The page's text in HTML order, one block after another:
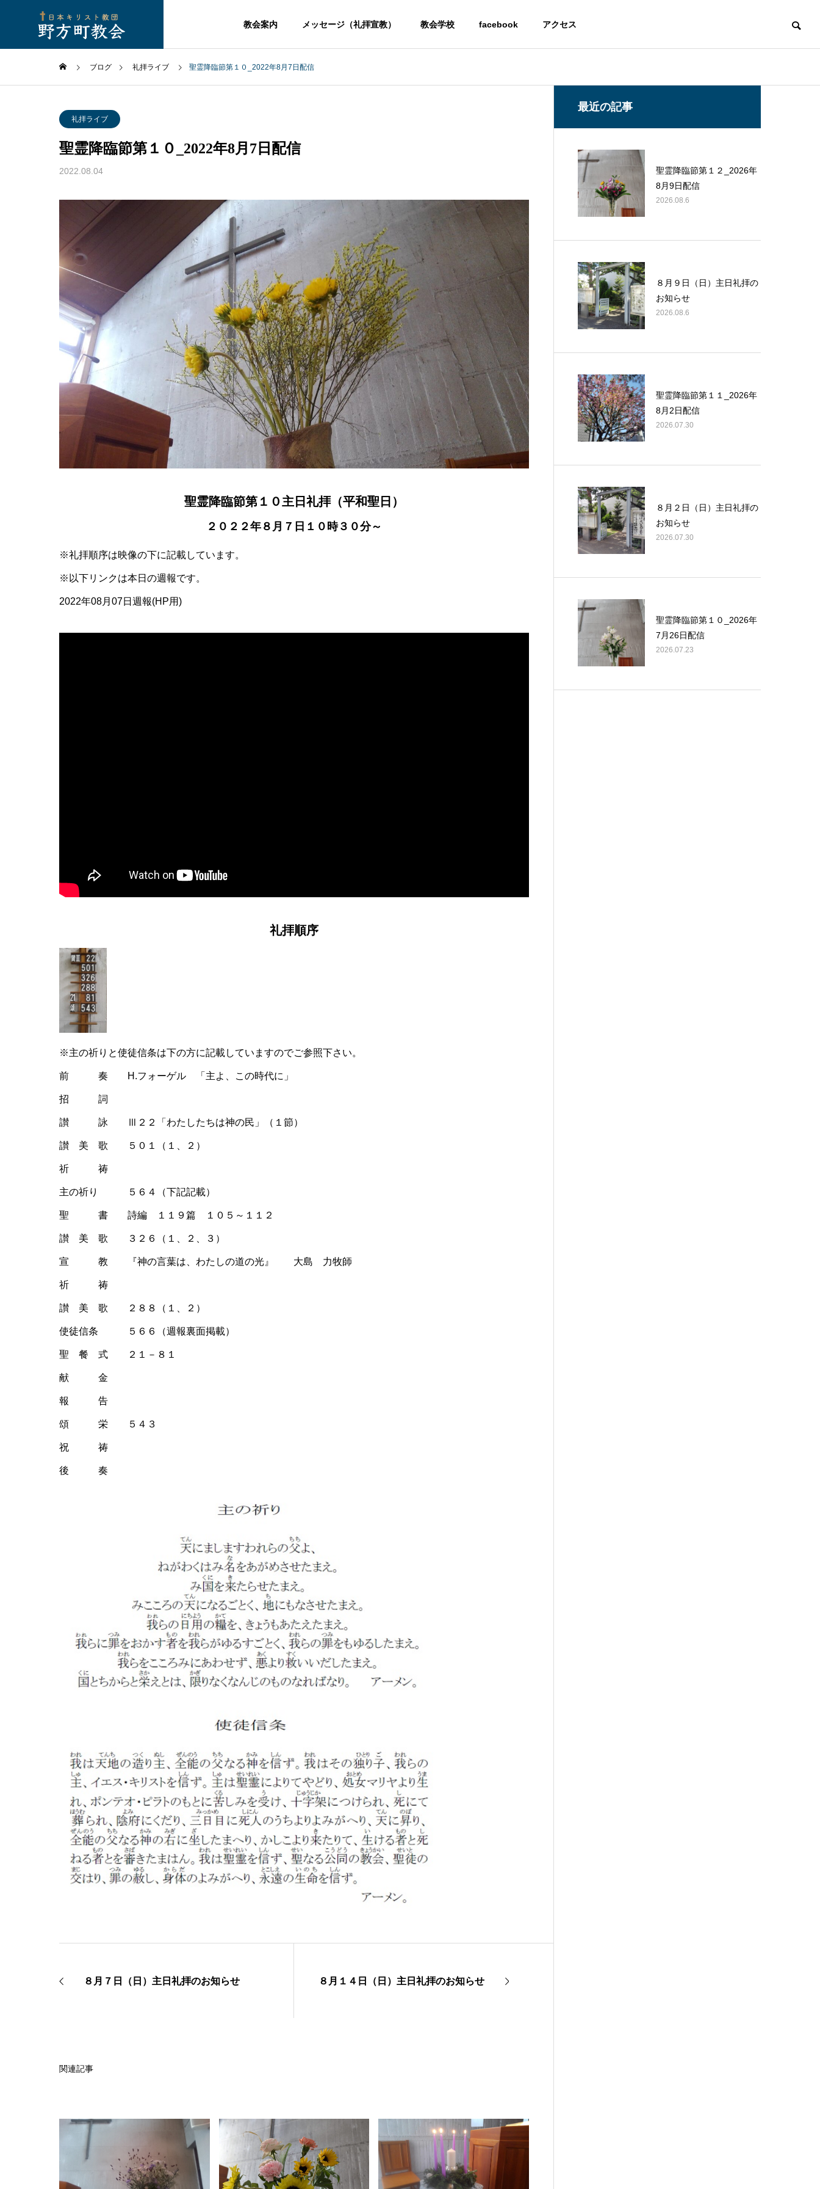
教会案内 メッセージ（礼拝宣教） 教会学校 facebook アクセス
ブログ 礼拝ライブ 聖霊降臨節第１０_2022年8月7日配信
礼拝ライブ
聖霊降臨節第１０_2022年8月7日配信
2022.08.04
聖霊降臨節第１０主日礼拝（平和聖日）
２０２２年８月７日１０時３０分～
※礼拝順序は映像の下に記載しています。
※以下リンクは本日の週報です。
2022年08月07日週報(HP用)
礼拝順序
※主の祈りと使徒信条は下の方に記載していますのでご参照下さい。
前 奏 H.フォーゲル 「主よ、この時代に」
招 詞
讃 詠 Ⅲ２２「わたしたちは神の民」（１節）
讃 美 歌 ５０１（１、２）
祈 祷
主の祈り ５６４（下記記載）
聖 書 詩編 １１９篇 １０５～１１２
讃 美 歌 ３２６（１、２、３）
宣 教 『神の言葉は、わたしの道の光』 大島 力牧師
祈 祷
讃 美 歌 ２８８（１、２）
使徒信条 ５６６（週報裏面掲載）
聖 餐 式 ２１－８１
献 金
報 告
頌 栄 ５４３
祝 祷
後 奏
８月７日（日）主日礼拝のお知らせ ８月１４日（日）主日礼拝のお知らせ
関連記事
最近の記事
聖霊降臨節第１２_2026年
8月9日配信
2026.08.6
８月９日（日）主日礼拝の
お知らせ
2026.08.6
聖霊降臨節第１１_2026年
8月2日配信
2026.07.30
８月２日（日）主日礼拝の
お知らせ
2026.07.30
聖霊降臨節第１０_2026年
7月26日配信
2026.07.23